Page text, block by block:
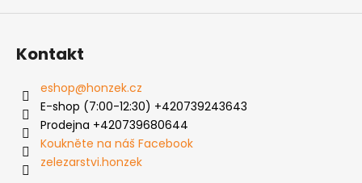
Kontakt
eshop@honzek.cz
E-shop (7:00-12:30) +420739243643
Prodejna +420739680644
Koukněte na náš Facebook
zelezarstvi.honzek